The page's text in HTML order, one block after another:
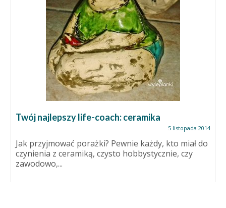
Twój najlepszy life-coach: ceramika
5 listopada 2014
Jak przyjmować porażki? Pewnie każdy, kto miał do
czynienia z ceramiką, czysto hobbystycznie, czy
zawodowo,...